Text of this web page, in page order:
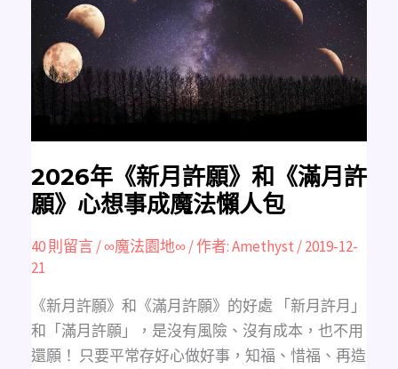
2026年《新月許願》和《滿月許
願》心想事成魔法懶人包
40 則留言/∞魔法園地∞/ 作者:Amethyst /2019-12-
21
《新月許願》和《滿月許願》的好處 「新月許月」
和「滿月許願」，是沒有風險、沒有成本，也不用
還願！ 只要平常存好心做好事，知福、惜福、再造
《滿
月
許
願》
心
想
事
魔
法
人